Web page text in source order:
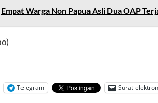
Empat Warga Non Papua Asli Dua OAP
Telegram Surat